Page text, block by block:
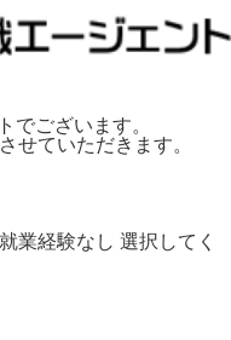
でございます。
せていただきます。
就業経験なし 選択してく